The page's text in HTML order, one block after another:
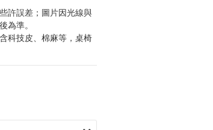
許誤差；圖片因光線與
為準。
科技皮、棉麻等，桌椅